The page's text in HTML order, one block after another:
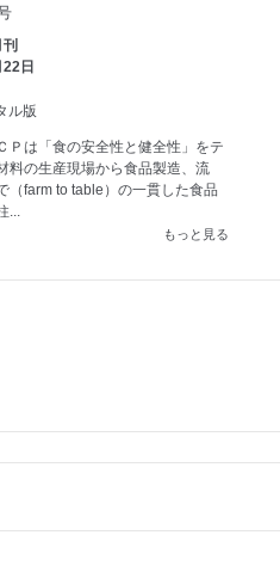
日
ル版
Ｐは「食の安全性と健全性」をテ
料の生産現場から食品製造、流
（farm to table）の一貫した食品
...
もっと見る